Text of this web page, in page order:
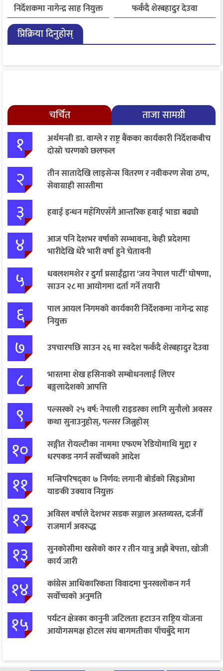
निर्देशकमा नागेन्द्र साह नियुक्त
फर्कँदै शेरबहादुर देउवा
प्रिक्रिया दिनुहोस्
चर्चित ताजा सामग्री
१
अर्थमन्त्री डा. वाग्ले र राष्ट्र बैंकका कार्यकारी निर्देशकबीच
दोस्रो चरणको छलफल
२
तीन सातादेखि लाइसेन्स वितरण र नवीकरण सेवा ठप्प,
सेवाग्राही सास्तीमा
३ हवाई इन्धन महँगिएसँगै आन्तरिक हवाई भाडा बढ्यो
४
आज पनि देशभर वर्षाको सम्भावना, केही प्रदेशमा
भारीदेखि धेरै भारी वर्षा हुने चेतावनी
५
धवलशमशेर र दुर्गा प्रसाईंद्वारा ‘जय नेपाल पार्टी’ घोषणा,
साउन २८ मा आयोगमा दर्ता गर्ने तयारी
६
पाल आयल निगमको कार्यकारी निर्देशकमा नागेन्द्र साह
नियुक्त
७ उपचारपछि साउन २६ मा स्वदेश फर्कँदै शेरबहादुर देउवा
८
भारतमा शेख हसिनाको सम्बोधनलाई लिएर
बङ्गलादेशको आपत्ति
९
पल्सरको २५ वर्ष: नेपाली राइडरका लागि सुनौलो अवसर
कथा सुनाउनुहोस्, पल्सर जित्नुहोस्
१०
सङ्गीत रोयल्टीका नाममा एफएम रेडियोमाथि मुद्दा र
धरपकड नगर्न सर्वोच्चको आदेश
११
मन्त्रिपरिषद्का ७ निर्णय: लगानी बोर्डको सिइओमा
याङकी उक्याव नियुक्त
१२
अविरल वर्षाले देशभर सडक सञ्जाल अस्तव्यस्त, दर्जनौँ
राजमार्ग अवरुद्ध
१३
सुनकोसीमा खसेको कार र तीन यात्रु अझै बेपत्ता, खोजी
कार्य जारी
१४
कांग्रेस आधिकारिकता विवादमा पुनरवलोकन गर्न
सर्वोच्चको अनुमति
१५
पर्यटन क्षेत्रका कानुनी जटिलता हटाउन राष्ट्रिय योजना
आयोगसमक्ष होटल संघ बागमतीका पाँचबुँदे माग